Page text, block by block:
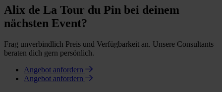
Alix de La Tour du Pin bei deinem
nächsten Event?
Frag unverbindlich Preis und Verfügbarkeit an. Unsere Consultants
beraten dich gern persönlich.
Angebot anfordern
Angebot anfordern